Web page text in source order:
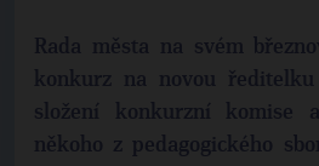
Rada města na svém
konkurz na novou
složení konkurzní komise
někoho z pedagogického